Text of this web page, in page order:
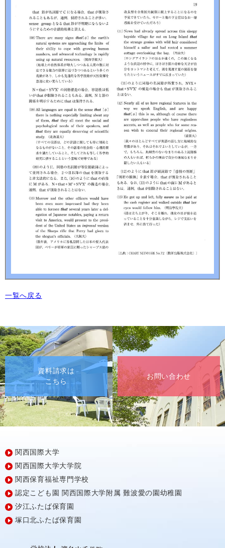
一覧へ戻る
資料請求は
こちら
お問い合わせ
関西国際大学
関西国際大学大学院
関西保育福祉専門学校
認定こども園 関西国際大学附属 難波愛の園幼稚園
汐江ふたば保育園
塚口北ふたば保育園